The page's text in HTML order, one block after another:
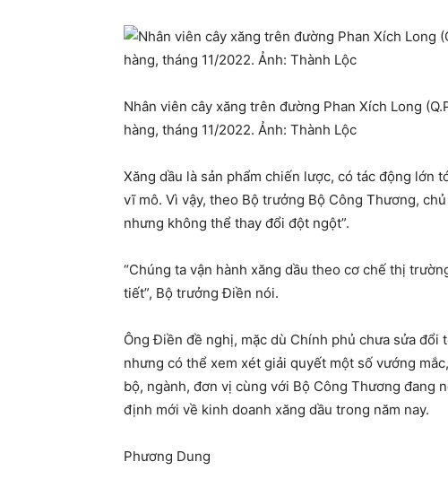
Nhân viên cây xăng trên đường Phan Xích Long
hàng, tháng 11/2022. Ảnh: Thành Lộc
Xăng dầu là sản phẩm chiến lược, có tác động lớn
vĩ mô. Vì vậy, theo Bộ trưởng Bộ Công Thương,
nhưng không thể thay đổi đột ngột”.
“Chúng ta vận hành xăng dầu theo cơ chế thị
tiết”, Bộ trưởng Điền nói.
Ông Điền đề nghị, mặc dù Chính phủ chưa sửa
nhưng có thể xem xét giải quyết một số vướng
bộ, ngành, đơn vị cùng với Bộ Công Thương đang
định mới về kinh doanh xăng dầu trong năm nay.
Phương Dung